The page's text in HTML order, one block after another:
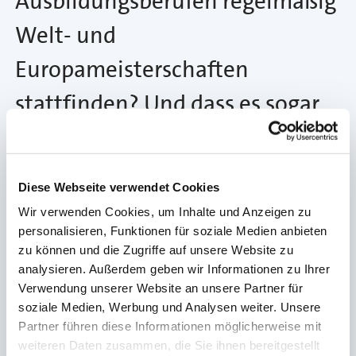
Diese Webseite verwendet Cookies
Wir verwenden Cookies, um Inhalte und Anzeigen zu
personalisieren, Funktionen für soziale Medien anbieten
zu können und die Zugriffe auf unsere Website zu
analysieren. Außerdem geben wir Informationen zu Ihrer
Verwendung unserer Website an unsere Partner für
soziale Medien, Werbung und Analysen weiter. Unsere
Partner führen diese Informationen möglicherweise mit
weiteren Daten zusammen, die Sie ihnen bereitgestellt
Welt- und
Europameisterschaften
stattfinden? Und dass es sogar
Die Bundesteams der
Fahrzeuglackierer und Fleischer
trainieren an unserem
Ausbildungsstandort in
Weiterstadt. Wenn du´s drauf